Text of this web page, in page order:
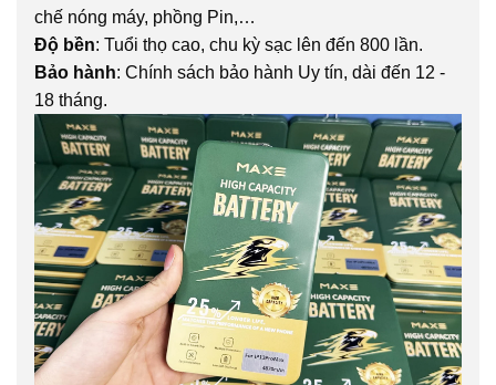
chế nóng máy, phồng Pin,…
Độ bền: Tuổi thọ cao, chu kỳ sạc lên đến 800 lần.
Bảo hành: Chính sách bảo hành Uy tín, dài đến 12 -
18 tháng.